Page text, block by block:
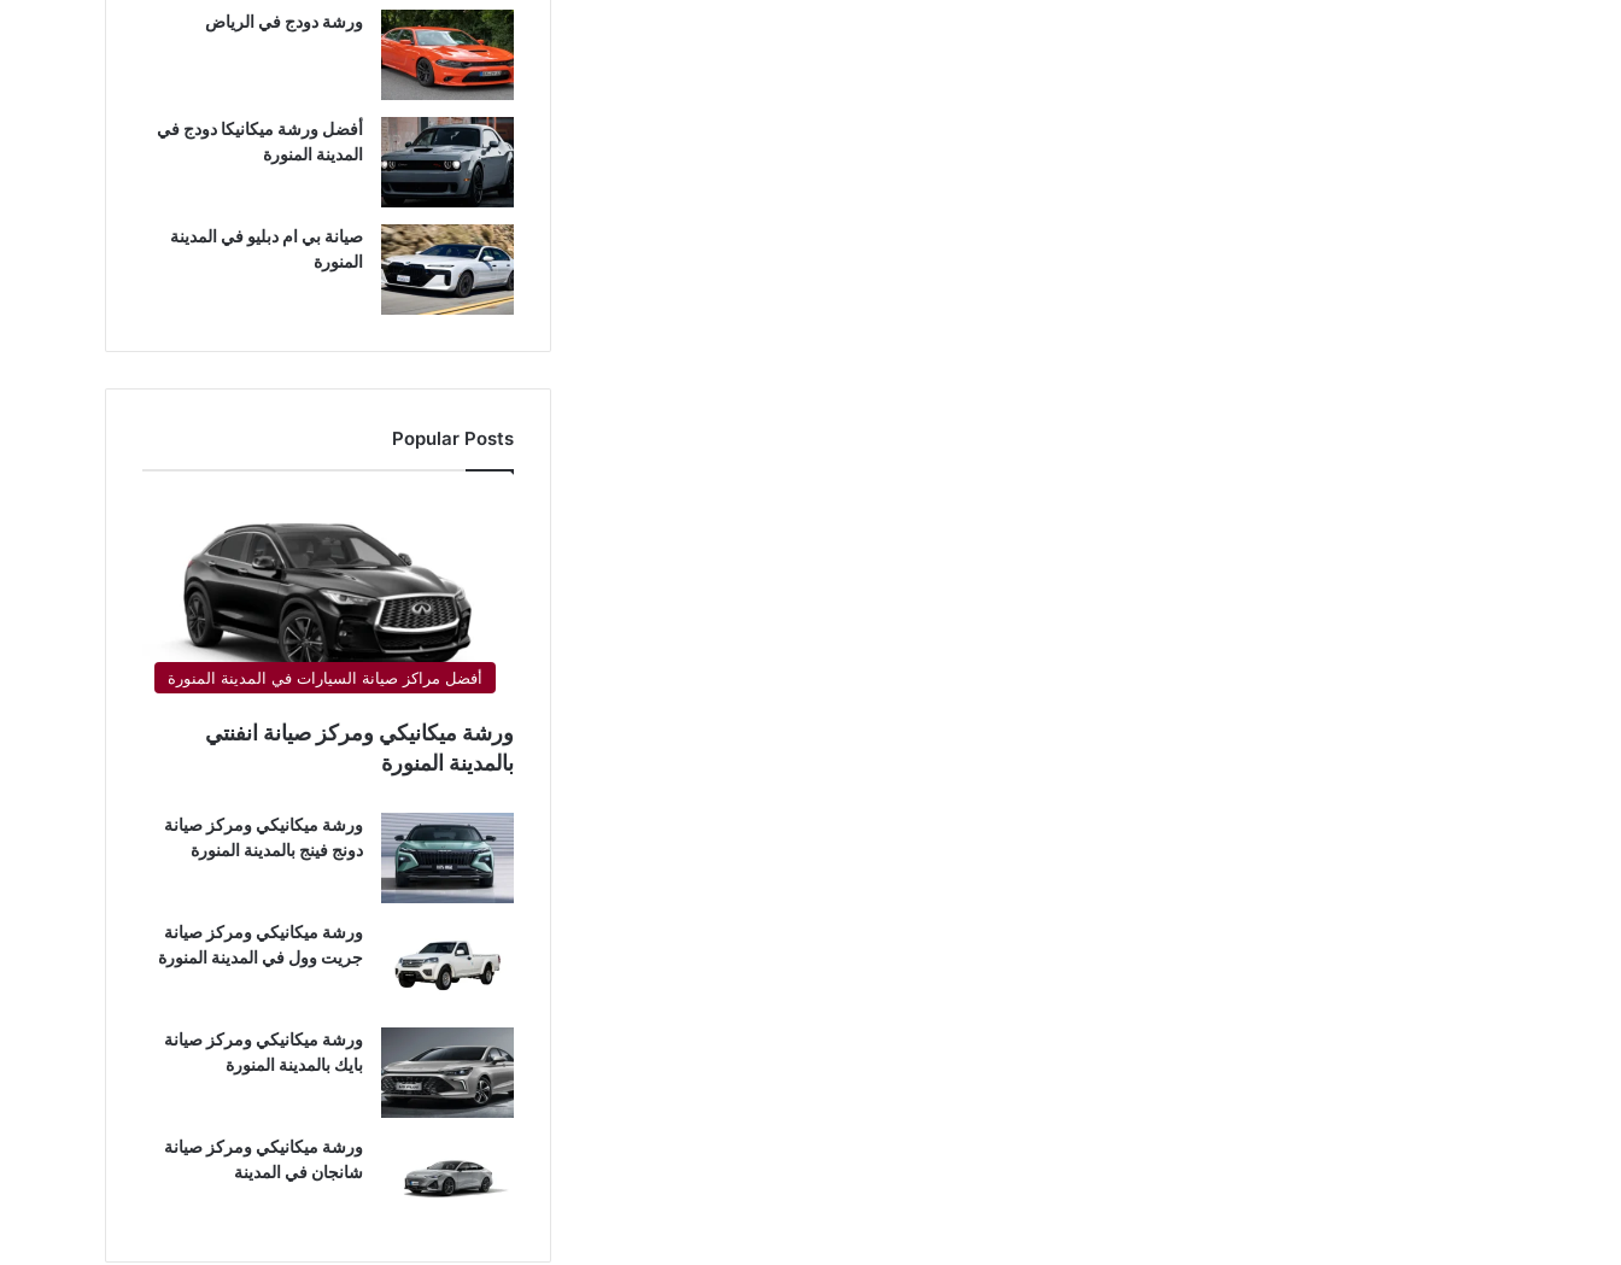
ورشة دودج في الرياض
أفضل ورشة ميكانيكا دودج في
المدينة المنورة
صيانة بي ام دبليو في المدينة
المنورة
Popular Posts
أفضل مراكز صيانة السيارات في المدينة المنورة
ورشة ميكانيكي ومركز صيانة انفنتي
بالمدينة المنورة
ورشة ميكانيكي ومركز صيانة
دونج فينج بالمدينة المنورة
ورشة ميكانيكي ومركز صيانة
جريت وول في المدينة المنورة
ورشة ميكانيكي ومركز صيانة
بايك بالمدينة المنورة
ورشة ميكانيكي ومركز صيانة
شانجان في المدينة